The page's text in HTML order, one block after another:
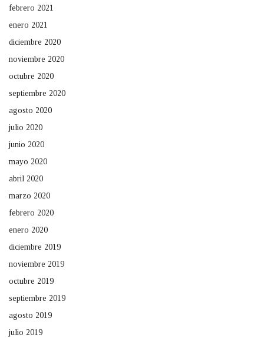
febrero 2021
enero 2021
diciembre 2020
noviembre 2020
octubre 2020
septiembre 2020
agosto 2020
julio 2020
junio 2020
mayo 2020
abril 2020
marzo 2020
febrero 2020
enero 2020
diciembre 2019
noviembre 2019
octubre 2019
septiembre 2019
agosto 2019
julio 2019